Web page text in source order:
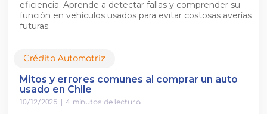
eficiencia. Aprende a detectar fallas y comprender su
función en vehículos usados para evitar costosas averías
futuras.
Crédito Automotriz
Mitos y errores comunes al comprar un auto
usado en Chile
10/12/2025 4 minutos de lectura